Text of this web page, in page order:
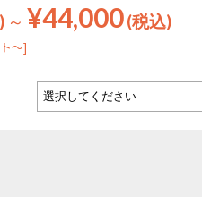
～ ¥44,000(税込)
～]